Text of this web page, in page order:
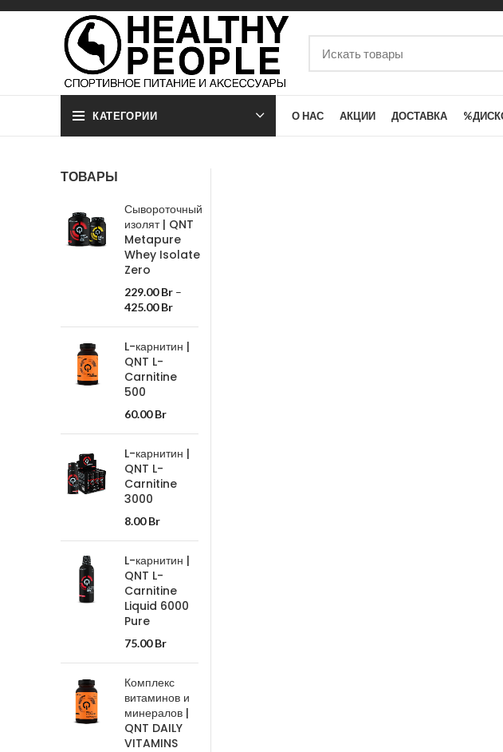
КАТЕГОРИИ О НАС АКЦИИ ДОСТАВКА
ТОВАРЫ
Сывороточный
изолят | QNT
Metapure
Whey Isolate
Zero
229.00Br –
425.00Br
L-карнитин |
QNT L-
Carnitine
500
60.00Br
L-карнитин |
QNT L-
Carnitine
3000
8.00Br
L-карнитин |
QNT L-
Carnitine
Liquid 6000
Pure
75.00Br
Комплекс
витаминов и
минералов |
QNT DAILY
VITAMINS